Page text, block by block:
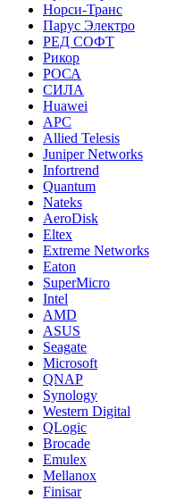
Норси-Транс
Парус Электро
РЕД СОФТ
Рикор
РОСА
СИЛА
Huawei
APC
Allied Telesis
Juniper Networks
Infortrend
Quantum
Nateks
AeroDisk
Eltex
Extreme Networks
Eaton
SuperMicro
Intel
AMD
ASUS
Seagate
Microsoft
QNAP
Synology
Western Digital
QLogic
Brocade
Emulex
Mellanox
Finisar